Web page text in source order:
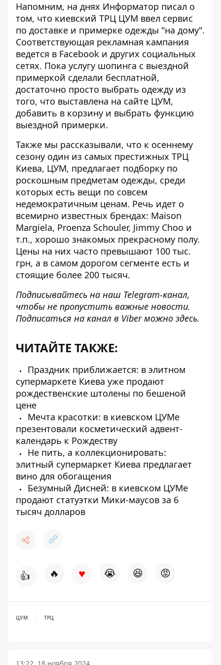
Напомним, на днях Информатор писал о
том, что киевский ТРЦ ЦУМ ввел сервис
по доставке и примерке одежды "на дому".
Соответствующая рекламная кампания
ведется в Facebook и других социальных
сетях. Пока услугу шопинга с выездной
примеркой сделали бесплатной,
достаточно просто выбрать одежду из
того, что выставлена ​​на сайте ЦУМ,
добавить в корзину и выбрать функцию
выездной примерки.
Также мы рассказывали, что к осеннему
сезону один из самых престижных ТРЦ
Киева, ЦУМ, предлагает подборку по
роскошным предметам одежды, среди
которых есть вещи по совсем
недемократичным ценам. Речь идет о
всемирно известных брендах: Maison
Margiela, Proenza Schouler, Jimmy Choo и
т.п., хорошо знакомых прекрасному полу.
Цены на них часто превышают 100 тыс.
грн, а в самом дорогом сегменте есть и
стоящие более 200 тысяч.
Подписывайтесь на наш Telegram-канал,
чтобы не пропустить важные новости.
Подписаться на канал в Viber можно здесь.
ЧИТАЙТЕ ТАКЖЕ:
Праздник приближается: в элитном
супермаркете Киева уже продают
рождественские штолены по бешеной
цене
Мечта красотки: в киевском ЦУМе
презентовали косметический адвент-
календарь к Рождеству
Не пить, а коллекционировать:
элитный супермаркет Киева предлагает
вино для обогащения
Безумный Дисней: в киевском ЦУМе
продают статуэтки Мики-маусов за 6
тысяч долларов
👍 🔥 ♥ 😭 😆 😡
ЦУМ ТРЦ